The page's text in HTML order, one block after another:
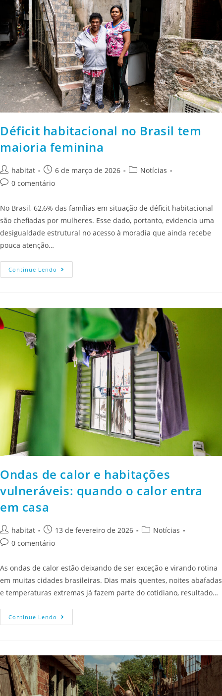
Déficit habitacional no Brasil tem
maioria feminina
habitat 6 de março de 2026
Notícias
0 comentário
No Brasil, 62,6% das famílias em situação de déficit habitacional
são chefiadas por mulheres. Esse dado, portanto, evidencia uma
desigualdade estrutural no acesso à moradia que ainda recebe
pouca atenção…
Continue Lendo
Ondas de calor e habitações
vulneráveis: quando o calor entra
em casa
habitat 13 de fevereiro de 2026
Notícias
0 comentário
As ondas de calor estão deixando de ser exceção e virando rotina
em muitas cidades brasileiras. Dias mais quentes, noites abafadas
e temperaturas extremas já fazem parte do cotidiano, resultado…
Continue Lendo